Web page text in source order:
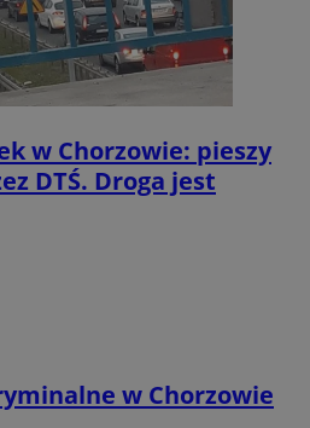
w Chorzowie: pieszy
DTŚ. Droga jest
w Chorzowie